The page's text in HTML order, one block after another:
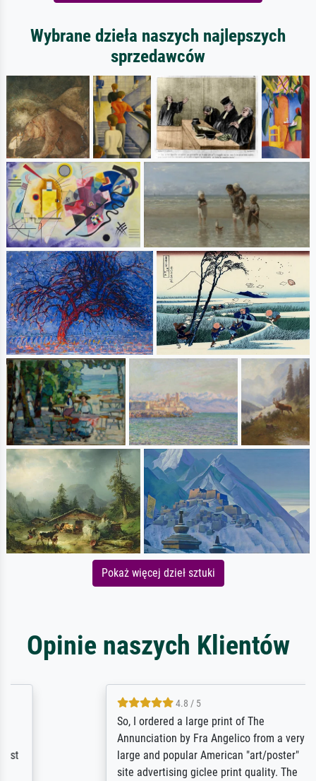
Wybrane dzieła naszych najlepszych
sprzedawców
Pokaż więcej dzieł sztuki
Opinie naszych Klientów
4.8 / 5
So, I ordered a large print of The
Annunciation by Fra Angelico from a very
large and popular American "art/poster"
site advertising giclee print quality. The